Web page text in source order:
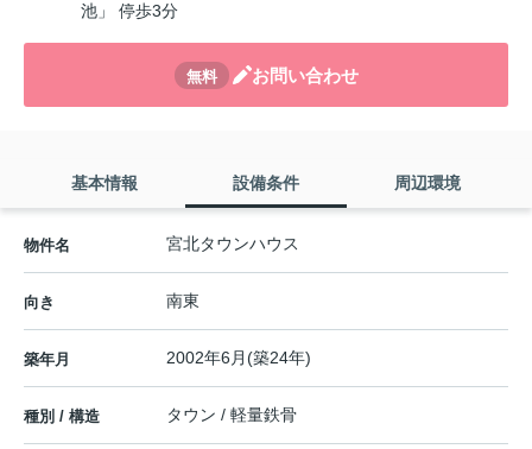
池」 停歩3分
無料 お問い合わせ
基本情報 設備条件 周辺環境
物件名 宮北タウンハウス
向き 南東
築年月 2002年6月(築24年)
種別 / 構造 タウン / 軽量鉄骨